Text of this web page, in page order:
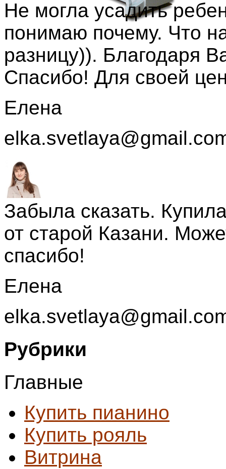
Не могла усадить
понимаю почему. Что
разницу)). Благодаря
Спасибо! Для своей
Елена
Забыла сказать.
от старой Казани.
спасибо!
Елена
Рубрики
Главные
Купить пианино
Купить рояль
Витрина